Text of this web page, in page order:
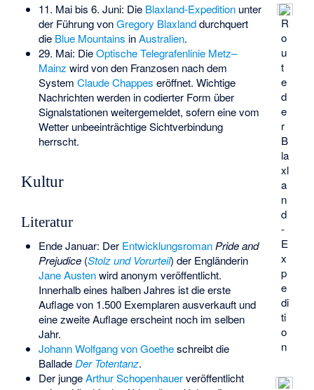
R
o
u
t
e
d
e
r
B
la
xl
a
n
d
-
E
x
p
e
di
ti
o
n
11. Mai bis 6. Juni: Die Blaxland-Expeditionunter
der Führung vonGregory Blaxlanddurchquert
die Blue Mountains inAustralien.
29. Mai: DieOptische Telegrafenlinie Metz–
Mainz wird von den Franzosen nach dem
System Claude Chappes eröffnet. Wichtige
Nachrichten werden in codierter Form über
Signalstationen weitergemeldet, sofern eine vom
Wetter unbeeinträchtige Sichtverbindung
herrscht.
Kultur
Literatur
Ende Januar: Der Entwicklungsroman Pride and
Prejudice(Stolz und Vorurteil) der Engländerin
Jane Austenwird anonym veröffentlicht.
Innerhalb eines halben Jahres ist die erste
Auflage von 1.500 Exemplaren ausverkauft und
eine zweite Auflage erscheint noch im selben
Jahr.
Johann Wolfgang von Goetheschreibt die
BalladeDer Totentanz.
Der jungeArthur Schopenhauerveröffentlicht